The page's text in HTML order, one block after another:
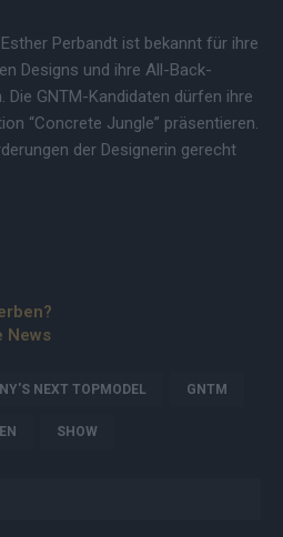
Perbandt ist bekannt für ihre
Designs und ihre All-Back-
Die GNTM-Kandidaten dürfen ihre
“Concrete Jungle” präsentieren.
der Designerin gerecht
News
NEXT TOPMODEL GNTM
SHOW